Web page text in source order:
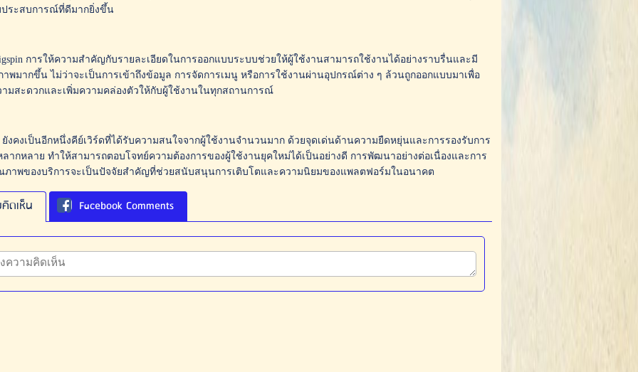
ประสบการณ์ที่ดีมากยิ่งขึ้น
การให้ความสำคัญกับรายละเอียดในการออกแบบระบบช่วยให้ผู้ใช้งานสามารถใช้งานได้อย่างราบรื่นและมี
พมากขึ้น ไม่ว่าจะเป็นการเข้าถึงข้อมูล การจัดการเมนู หรือการใช้งานผ่านอุปกรณ์ต่าง ๆ ล้วนถูกออกแบบมาเพื่อ
มสะดวกและเพิ่มความคล่องตัวให้กับผู้ใช้งานในทุกสถานการณ์
ยังคงเป็นอีกหนึ่งคีย์เวิร์ดที่ได้รับความสนใจจากผู้ใช้งานจำนวนมาก ด้วยจุดเด่นด้านความยืดหยุ่นและการรองรับการ
ากหลาย ทำให้สามารถตอบโจทย์ความต้องการของผู้ใช้งานยุคใหม่ได้เป็นอย่างดี การพัฒนาอย่างต่อเนื่องและการ
ภาพของบริการจะเป็นปัจจัยสำคัญที่ช่วยสนับสนุนการเติบโตและความนิยมของแพลตฟอร์มในอนาคต
ดเห็น Facebook Comments